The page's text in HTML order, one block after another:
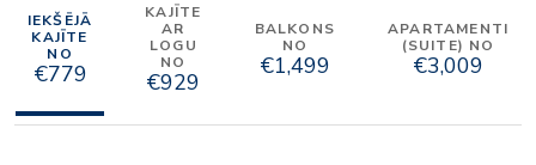
IEKŠĒJĀ
KAJĪTE
NO
€779
KAJĪTE
AR
LOGU
NO
€929
BALKONS
NO
€1,499
APARTAMENTI
(SUITE) NO
€3,009